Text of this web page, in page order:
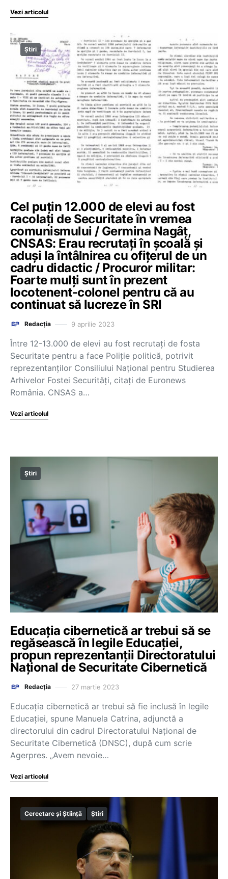
Vezi articolul
Știri
Cel puțin 12.000 de elevi au fost
racolați de Securitate în vremea
comunismului / Germina Nagâț,
CNSAS: Erau recrutați în școală și
aduși la întâlnirea cu ofițerul de un
cadru didactic / Procuror militar:
Foarte mulți sunt în prezent
locotenent-colonel pentru că au
continuat să lucreze în SRI
Redacția 9 aprilie 2023
Între 12-13.000 de elevi au fost recrutați de fosta
Securitate pentru a face Poliție politică, potrivit
reprezentanților Consiliului Național pentru Studierea
Arhivelor Fostei Securități, citați de Euronews
România. CNSAS a…
Vezi articolul
Știri
Educația cibernetică ar trebui să se
regăsească în legile Educației,
propun reprezentanții Directoratului
Naţional de Securitate Cibernetică
Redacția 27 martie 2023
Educația cibernetică ar trebui să fie inclusă în legile
Educației, spune Manuela Catrina, adjunctă a
directorului din cadrul Directoratului Naţional de
Securitate Cibernetică (DNSC), după cum scrie
Agerpres. „Avem nevoie…
Vezi articolul
Cercetare și Știință Știri